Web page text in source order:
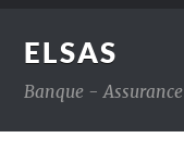
ELSAS
Banque -